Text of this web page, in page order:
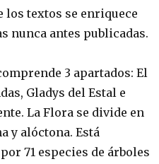
los textos se enriquece
nunca antes publicadas.
3 apartados: El
Gladys del Estal e
La Flora se divide en
y alóctona. Está
71 especies de árboles